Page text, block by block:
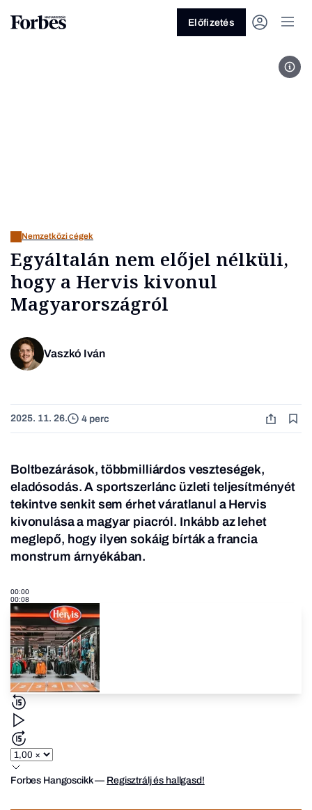
Üzlet
Előfizetés
Nemzetközi cégek
Egyáltalán nem előjel nélküli,
hogy a Hervis kivonul
Magyarországról
Vaszkó Iván
2025. 11. 26. 4 perc
Boltbezárások, többmilliárdos veszteségek,
eladósodás. A sportszerlánc üzleti teljesítményét
tekintve senkit sem érhet váratlanul a Hervis
kivonulása a magyar piacról. Inkább az lehet
meglepő, hogy ilyen sokáig bírták a francia
monstrum árnyékában.
00:00
00:08
Forbes Hangoscikk— Regisztrálj és hallgasd!